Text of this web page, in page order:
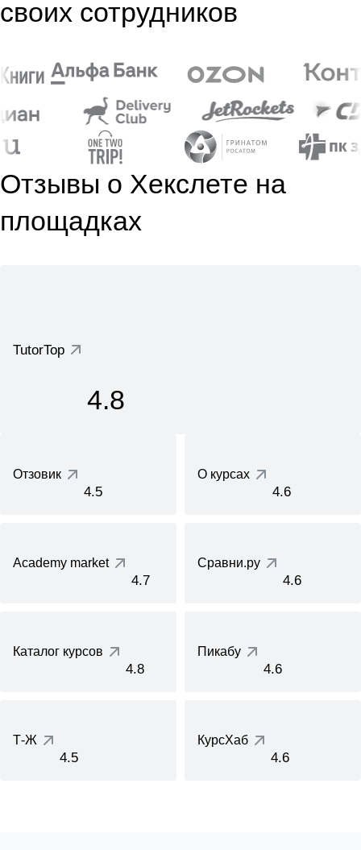
своих сотрудников
Отзывы о Хекслете на
площадках
TutorTop
4.8
Отзовик
4.5
О курсах
4.6
Academy market
4.7
Сравни.ру
4.6
Каталог курсов
4.8
Пикабу
4.6
Т-Ж
4.5
КурсХаб
4.6